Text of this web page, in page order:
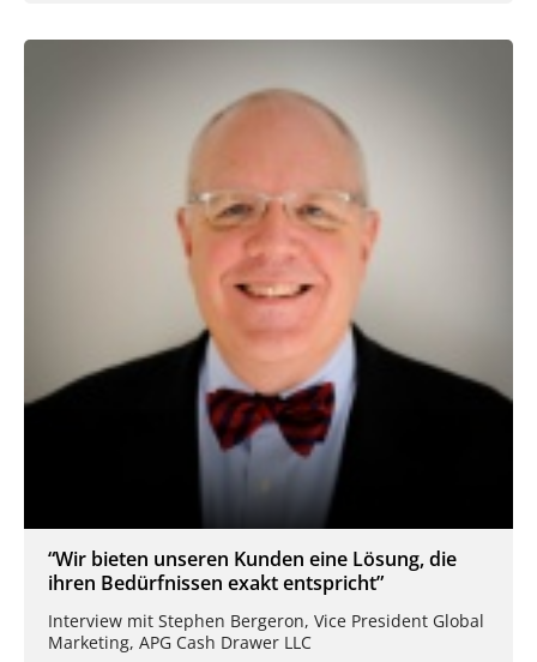
“Wir bieten unseren Kunden eine Lösung, die
ihren Bedürfnissen exakt entspricht”
Interview mit Stephen Bergeron, Vice President Global
Marketing, APG Cash Drawer LLC